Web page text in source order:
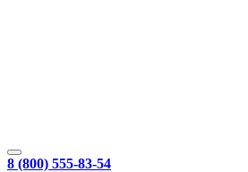
8 (800) 555-83-54